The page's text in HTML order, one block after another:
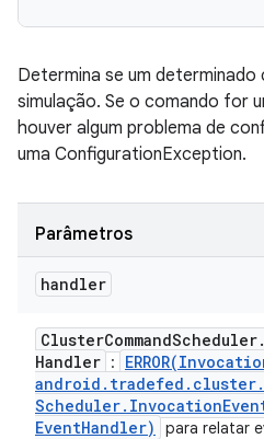
Determina se um determinado
simulação. Se o comando for
houver algum problema de
uma ConfigurationException.
Parâmetros
handler
ClusterCommandScheduler.
Handler : ERROR(
android . tradefed . cluster.
Scheduler. Invocation
EventHandler)
para relatar